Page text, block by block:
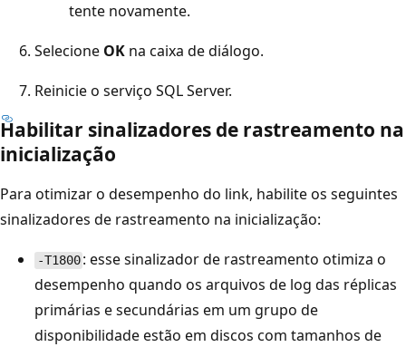
tente novamente.
Selecione OK na caixa de diálogo.
Reinicie o serviço SQL Server.
Habilitar sinalizadores de rastreamento na
inicialização
Para otimizar o desempenho do link, habilite os seguintes
sinalizadores de rastreamento na inicialização:
-T1800 : esse sinalizador de rastreamento otimiza o
desempenho quando os arquivos de log das réplicas
primárias e secundárias em um grupo de
disponibilidade estão em discos com tamanhos de